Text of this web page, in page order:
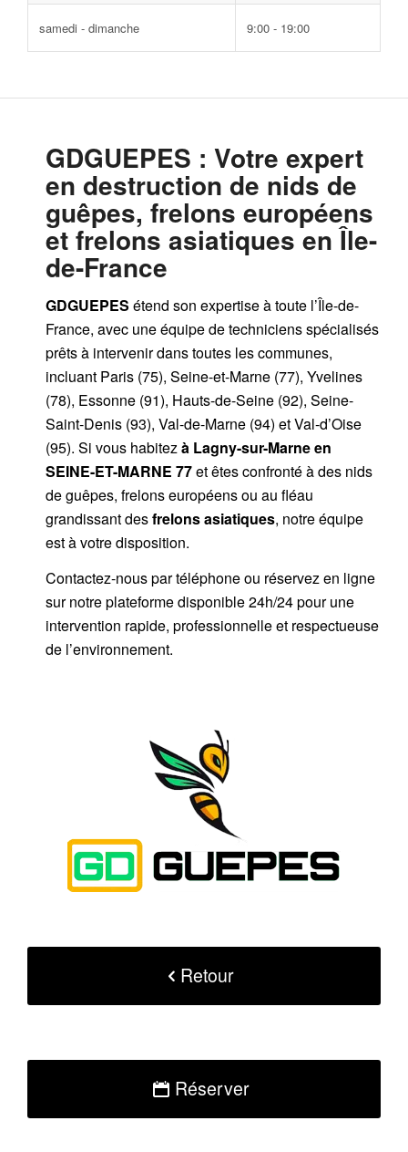
samedi - dimanche 9:00 - 19:00
GDGUEPES : Votre expert
en destruction de nids de
guêpes, frelons européens
et frelons asiatiques en Île-
de-France
GDGUEPES étend son expertise à toute l’Île-de-
France, avec une équipe de techniciens spécialisés
prêts à intervenir dans toutes les communes,
incluant Paris (75), Seine-et-Marne (77), Yvelines
(78), Essonne (91), Hauts-de-Seine (92), Seine-
Saint-Denis (93), Val-de-Marne (94) et Val-d’Oise
(95). Si vous habitez à Lagny-sur-Marneen
SEINE-ET-MARNE 77et êtes confronté à des nids
de guêpes, frelons européens ou au fléau
grandissant desfrelons asiatiques, notre équipe
est à votre disposition.
Contactez-nous partéléphoneou réservez en ligne
sur notre plateforme disponible 24h/24pour une
intervention rapide, professionnelle et respectueuse
de l’environnement.
Retour
Réserver